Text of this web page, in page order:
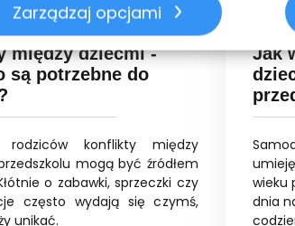
Zarządzaj opcjami
między dziećmi -
są potrzebne do
konflikty między
mogą być źródłem
o zabawki, sprzeczki czy
często wydają się czymś,
unikać.
27-
Jak
wieku
dnia